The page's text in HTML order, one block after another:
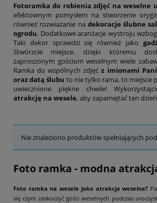
Fotoramka do robienia zdjęć na weselne
efektownym pomysłem na stworzenie
również rozwiazanie na dekoracje ślubne
ogrodu. Dodatkowe aranżacje wystroju
Taki dekor sprawdzi się również jako
Stwórzcie miejsce, dzięki któremu
zaproszonym gościom weselnym wiele
Ramka do wspólnych zdjęćz imionami
oraz datą ślubu to nie tylko rama, to miejsce
uwiecznione piękne chwile!
atrakcję na wesele, aby zapamiętać ten
Nie znaleziono produktów spełniających
Foto ramka - modna
Foto ramka na wesele jako atrakcja weselna?
się czym zaskoczyć gości weselnych podczas